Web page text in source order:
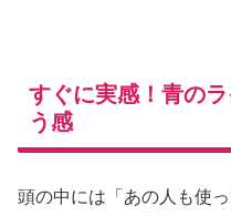
すぐに実感！青の
う感
頭の中には「あの人も使